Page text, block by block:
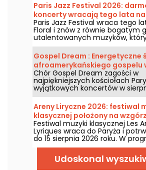
Paris Jazz Festival 2026:
koncerty wracają tego lata na
program
Paris Jazz Festival wraca tego
Floral i znów z równie bogatym
utalentowanych muzyków,
zobaczyć i posłuchać w
wiejskim otoczeniu. Oto
bezpłatnych koncertów do
czerwca do 6 września 2026
Gospel Dream : Energetyczne
afroamerykańskiego gospelu
2026 roku w Paryżu
Chór Gospel Dream zagości w
najpiękniejszych kościołach
wyjątkowych koncertów w
roku. To wyjątkowe
muzyczne, które celebruje
i odporność poprzez
Afroamerykańskiego Kościoła.
Areny Liryczne 2026: festiwal
klasycznej położony na
Montmartre
Festiwal muzyki klasycznej Les
Lyriques wraca do Paryża i
do 15 sierpnia 2026 roku. W
mniej niż 16 koncertów w
Montmartre, malowniczym
stwarzającym idealne warunki
Udoskonal